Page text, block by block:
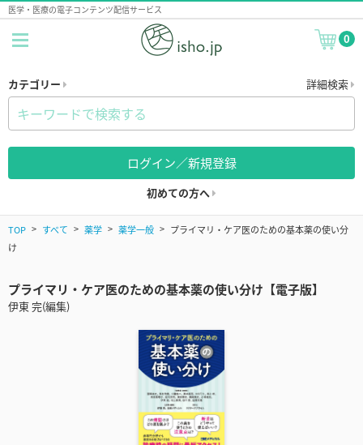
医学・医療の電子コンテンツ配信サービス
0
カテゴリー 詳細検索
ログイン／新規登録
初めての方へ
TOP すべて 薬学 薬学一般
プライマリ・ケア医のための基本薬の使い分
け
プライマリ・ケア医のための基本薬の使い分け【電子版】
伊東 完(編集)